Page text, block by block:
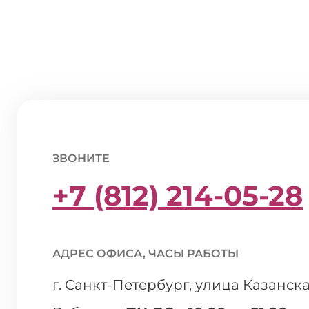
ЗВОНИТЕ
+7 (812) 214-05-28
АДРЕС ОФИСА, ЧАСЫ РАБОТЫ
г. Санкт-Петербург, улица